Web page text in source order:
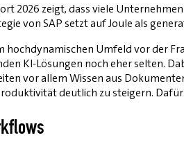
2026 zeigt, dass viele
von SAP setzt auf Joule als
hochdynamischen Umfeld vor der
KI-Lösungen noch eher selten.
vor allem Wissen aus
deutlich zu steigern.